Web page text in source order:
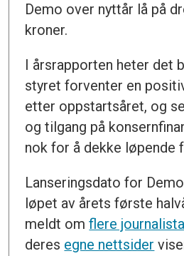
Demo over nyttår lå på
kroner.
I årsrapporten heter det
styret forventer en
etter oppstartsåret, og
og tilgang på
nok for å dekke løpende
Lanseringsdato for
løpet av årets første
meldt omflere
deres egne nettsider